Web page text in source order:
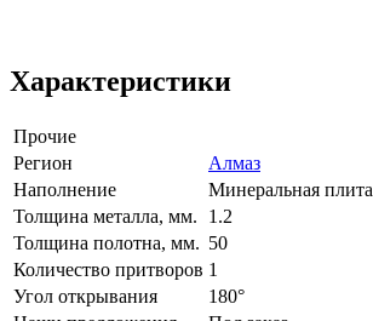
Характеристики
Прочие
Регион
Алмаз
Наполнение
Минеральная плита
Толщина металла, мм.
1.2
Толщина полотна, мм. 50
Количество притворов 1
Угол открывания
180°